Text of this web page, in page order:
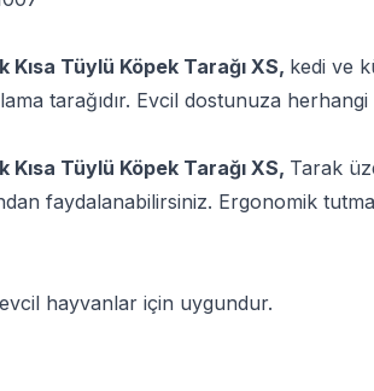
Tüylü Köpek Tarağı XS, kedi ve
tarağıdır. Evcil dostunuza
Tüylü Köpek Tarağı XS, Tarak
faydalanabilirsiniz. Ergonomik
hayvanlar için uygundur.